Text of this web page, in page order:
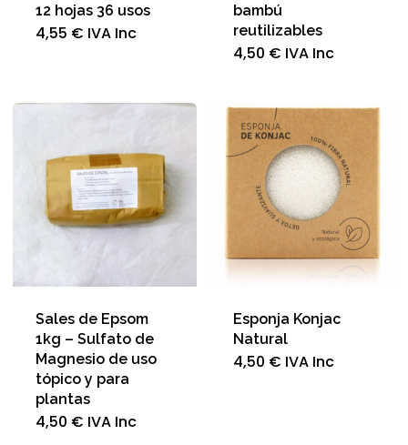
12 hojas 36 usos
4,55 € IVA Inc
bambú
reutilizables
4,50 € IVA Inc
Sales de Epsom
1kg – Sulfato de
Magnesio de uso
tópico y para
plantas
4,50 € IVA Inc
Esponja Konjac
Natural
4,50 € IVA Inc